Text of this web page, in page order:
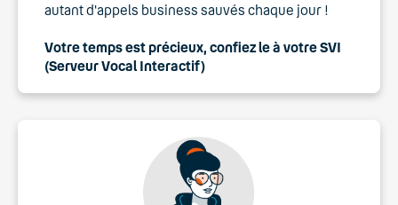
autant d'appels business sauvés chaque jour !
Votre temps est précieux, confiez le à votre SVI
(Serveur Vocal Interactif)